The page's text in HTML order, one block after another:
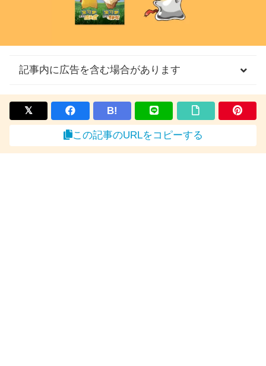
記事内に広告を含む場合があります
B!
この記事のURLをコピーする